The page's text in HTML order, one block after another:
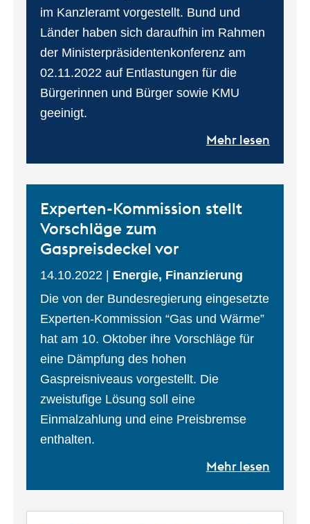
im Kanzleramt vorgestellt. Bund und
Länder haben sich daraufhin im Rahmen
der Ministerpräsidentenkonferenz am
02.11.2022 auf Entlastungen für die
Bürgerinnen und Bürger sowie KMU
geeinigt.
Mehr lesen
Experten-Kommission stellt
Vorschläge zum
Gaspreisdeckel vor
14.10.2022
Energie, Finanzierung
Die von der Bundesregierung eingesetzte
Experten-Kommission “Gas und Wärme”
hat am 10. Oktober ihre Vorschläge für
eine Dämpfung des hohen
Gaspreisniveaus vorgestellt. Die
zweistufige Lösung soll eine
Einmalzahlung und eine Preisbremse
enthalten.
Mehr lesen